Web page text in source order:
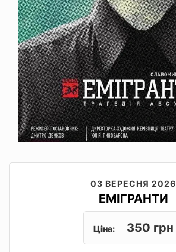
03 ВЕРЕСНЯ 2026
ЕМІГРАНТИ
Ціна: 350 грн